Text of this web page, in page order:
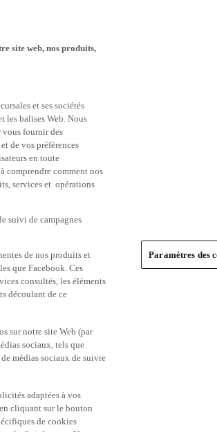
site web, nos produits,
et ses sociétés
les balises Web. Nous
vous fournir des
de vos préférences
en toute
comprendre comment nos
services et opérations
suivi de campagnes
de nos produits et
que Facebook. Ces
consultés, les éléments
découlant de ce
sur notre site Web (par
sociaux, tels que
médias sociaux de suivre
adaptées à vos
cliquant sur le bouton
de cookies
Paramètres des